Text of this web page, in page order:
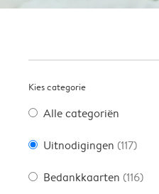
Kies categorie
Alle categoriën
Uitnodigingen (117)
Bedankkaarten (116)